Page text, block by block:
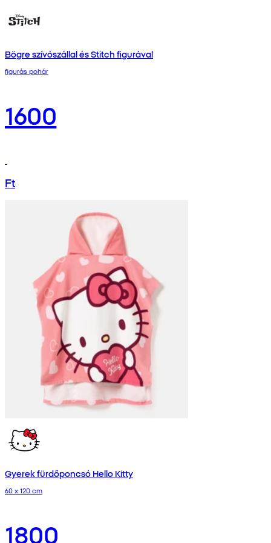
Bögre szívószállal és Stitch figurával
figurás pohár
1600
Ft
Gyerek fürdőponcsó Hello Kitty
60 x 120 cm
1800